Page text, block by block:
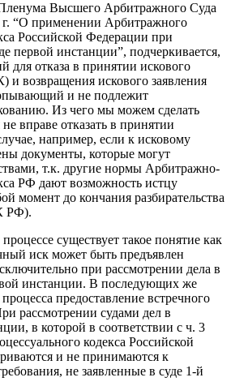
Высшего Арбитражного Суда
г. “О применении Арбитражного
Российской Федерации при
первой инстанции”, подчеркивается,
для отказа в принятии искового
и возвращения искового заявления
и не подлежит
Из чего мы можем сделать
вправе отказать в принятии
например, если к исковому
документы, которые могут
т.к. другие нормы Арбитражно-
РФ дают возможность истцу
момент до кончания разбирательства
РФ).
существует такое понятие как
иск может быть предъявлен
при рассмотрении дела в
инстанции. В последующих же
предоставление встречного
рассмотрении судами дел в
в которой в соответствии с ч. 3
кодекса Российской
и не принимаются к
не заявленные в суде 1-й